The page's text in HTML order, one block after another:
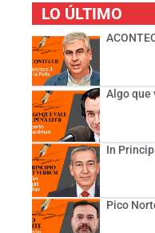
LO ÚLTIMO
Algo que
In
Pico